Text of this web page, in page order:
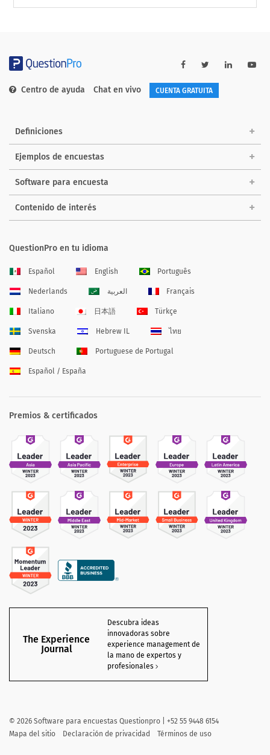
Centro de ayuda Chat en vivo CUENTA GRATUITA
Definiciones
Ejemplos de encuestas
Software para encuesta
Contenido de interés
QuestionPro en tu idioma
Español English Português
Nederlands العربية Français
Italiano 日本語 Türkçe
Svenska Hebrew IL ไทย
Deutsch Portuguese de Portugal
Español / España
Premios & certificados
The Experience
Journal
Descubra ideas
innovadoras sobre
experience management de
la mano de expertos y
profesionales
© 2026 Software para encuestas Questionpro | +52 55 9448 6154
Mapa del sitio
Declaración de privacidad Términos de uso